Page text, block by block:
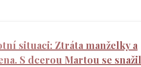
situaci: Ztráta manželky a
S dcerou Martou se